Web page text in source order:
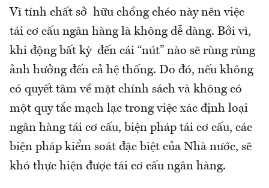
Vì tính chất sở hữu chồng chéo này nên việc
tái cơ cấu ngân hàng là không dễ dàng. Bởi vì,
khi động bất kỳ đến cái “nút” nào sẽ rùng rùng
ảnh hưởng đến cả hệ thống. Do đó, nếu không
có quyết tâm về mặt chính sách và không có
một quy tắc mạch lạc trong việc xác định loại
ngân hàng tái cơ cấu, biện pháp tái cơ cấu, các
biện pháp kiểm soát đặc biệt của Nhà nước, sẽ
khó thực hiện được tái cơ cấu ngân hàng.